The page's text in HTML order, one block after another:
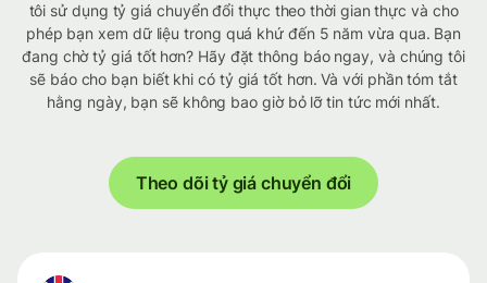
tôi sử dụng tỷ giá chuyển đổi thực theo thời gian thực và cho
phép bạn xem dữ liệu trong quá khứ đến 5 năm vừa qua. Bạn
đang chờ tỷ giá tốt hơn? Hãy đặt thông báo ngay, và chúng tôi
sẽ báo cho bạn biết khi có tỷ giá tốt hơn. Và với phần tóm tắt
hằng ngày, bạn sẽ không bao giờ bỏ lỡ tin tức mới nhất.
Theo dõi tỷ giá chuyển đổi